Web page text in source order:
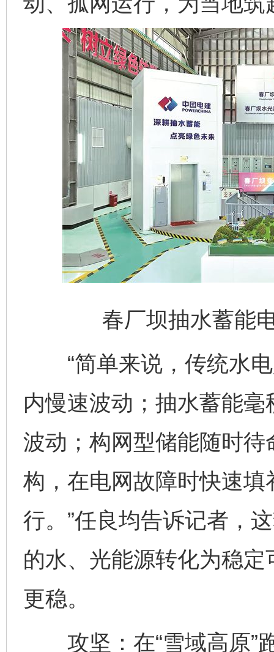
春厂坝抽水蓄能
“简单来说，传统水电
内慢速波动；抽水蓄能
波动；构网型储能随时待
构，在电网故障时快速
行。”任良均告诉记者，
的水、光能源转化为稳
更稳。
攻坚：在“雪域高原”跑